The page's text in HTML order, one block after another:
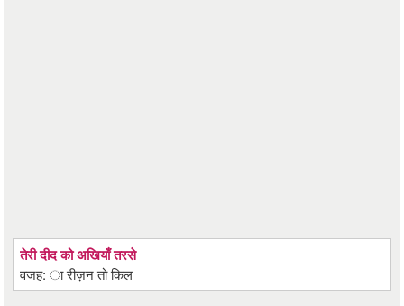
तेरी दीद को अखियाँ तरसे
वजह: ा रीज़न तो किल